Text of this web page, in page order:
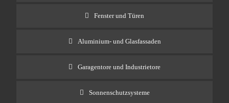
Fenster und Türen
Aluminium- und Glasfassaden
Garagentore und Industrietore
Sonnenschutzsysteme